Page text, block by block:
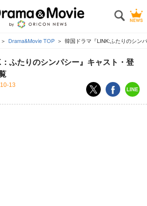
Drama&Movie TOP 韓国ドラマ『LINK:ふたりのシン
ふたりのシンパシー』キャスト・登
13